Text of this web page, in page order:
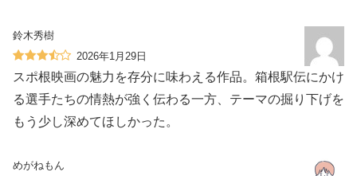
鈴木秀樹
2026年1月29日
スポ根映画の魅力を存分に味わえる作品。箱根駅伝にかけ
る選手たちの情熱が強く伝わる一方、テーマの掘り下げを
もう少し深めてほしかった。
めがねもん